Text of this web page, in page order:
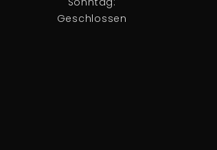
Geschlossen